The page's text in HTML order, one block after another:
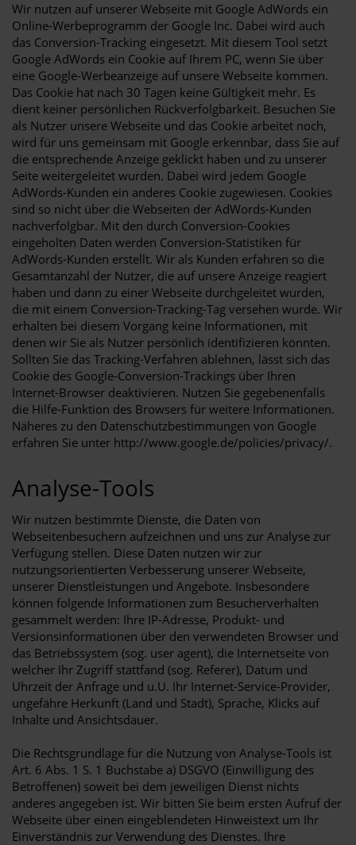
Wir nutzen auf unserer Webseite mit Google AdWords ein
Online-Werbeprogramm der Google Inc. Dabei wird auch
das Conversion-Tracking eingesetzt. Mit diesem Tool setzt
Google AdWords ein Cookie auf Ihrem PC, wenn Sie über
eine Google-Werbeanzeige auf unsere Webseite kommen.
Das Cookie hat nach 30 Tagen keine Gültigkeit mehr. Es
dient keiner persönlichen Rückverfolgbarkeit. Besuchen Sie
als Nutzer unsere Webseite und das Cookie arbeitet noch,
wird für uns gemeinsam mit Google erkennbar, dass Sie auf
die entsprechende Anzeige geklickt haben und zu unserer
Seite weitergeleitet wurden. Dabei wird jedem Google
AdWords-Kunden ein anderes Cookie zugewiesen. Cookies
sind so nicht über die Webseiten der AdWords-Kunden
nachverfolgbar. Mit den durch Conversion-Cookies
eingeholten Daten werden Conversion-Statistiken für
AdWords-Kunden erstellt. Wir als Kunden erfahren so die
Gesamtanzahl der Nutzer, die auf unsere Anzeige reagiert
haben und dann zu einer Webseite durchgeleitet wurden,
die mit einem Conversion-Tracking-Tag versehen wurde. Wir
erhalten bei diesem Vorgang keine Informationen, mit
denen wir Sie als Nutzer persönlich identifizieren könnten.
Sollten Sie das Tracking-Verfahren ablehnen, lässt sich das
Cookie des Google-Conversion-Trackings über Ihren
Internet-Browser deaktivieren. Nutzen Sie gegebenenfalls
die Hilfe-Funktion des Browsers für weitere Informationen.
Näheres zu den Datenschutzbestimmungen von Google
erfahren Sie unter http://www.google.de/policies/privacy/.
Analyse-Tools
Wir nutzen bestimmte Dienste, die Daten von
Webseitenbesuchern aufzeichnen und uns zur Analyse zur
Verfügung stellen. Diese Daten nutzen wir zur
nutzungsorientierten Verbesserung unserer Webseite,
unserer Dienstleistungen und Angebote. Insbesondere
können folgende Informationen zum Besucherverhalten
gesammelt werden: Ihre IP-Adresse, Produkt- und
Versionsinformationen über den verwendeten Browser und
das Betriebssystem (sog. user agent), die Internetseite von
welcher Ihr Zugriff stattfand (sog. Referer), Datum und
Uhrzeit der Anfrage und u.U. Ihr Internet-Service-Provider,
ungefähre Herkunft (Land und Stadt), Sprache, Klicks auf
Inhalte und Ansichtsdauer.
Die Rechtsgrundlage für die Nutzung von Analyse-Tools ist
Art. 6 Abs. 1 S. 1 Buchstabe a) DSGVO (Einwilligung des
Betroffenen) soweit bei dem jeweiligen Dienst nichts
anderes angegeben ist. Wir bitten Sie beim ersten Aufruf der
Webseite über einen eingeblendeten Hinweistext um Ihr
Einverständnis zur Verwendung des Dienstes. Ihre